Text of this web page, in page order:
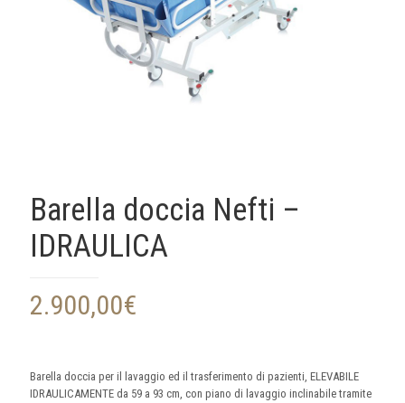
Barella doccia Nefti –
IDRAULICA
2.900,00€
Barella doccia per il lavaggio ed il trasferimento di pazienti, ELEVABILE
IDRAULICAMENTE da 59 a 93 cm, con piano di lavaggio inclinabile tramite